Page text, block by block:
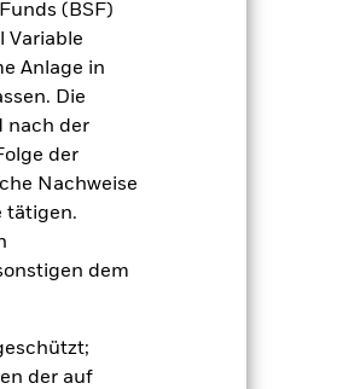
(BSF)
Variable
Anlage in
Die
nach der
der
Nachweise
tätigen.
dem
der auf
in
sich in
in der
geringer
in der